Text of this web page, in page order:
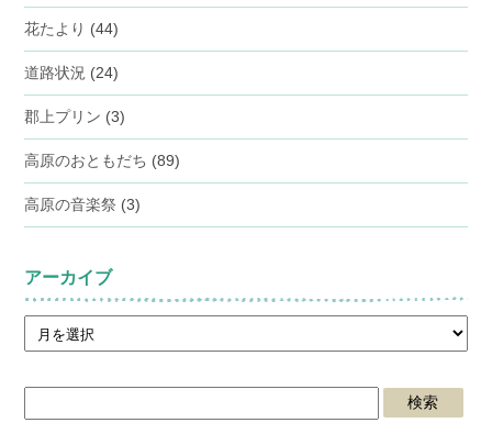
花たより (44)
道路状況 (24)
郡上プリン (3)
高原のおともだち (89)
高原の音楽祭 (3)
アーカイブ